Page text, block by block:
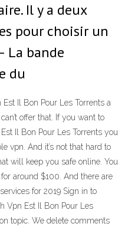
Il y a deux
pour choisir un
La bande
du
Il Bon Pour Les Torrents a
offer that. If you want to
Il Bon Pour Les Torrents you
vpn. And it’s not that hard to
will keep you safe online. You
around $100. And there are
for 2019 Sign in to
Vpn Est Il Bon Pour Les
topic. We delete comments